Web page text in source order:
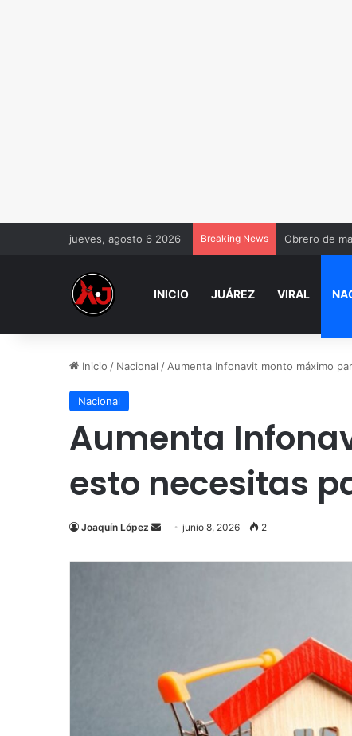
jueves, agosto 6 2026 Breaking News Obrero de
INICIO JUÁREZ VIRAL
Inicio / Nacional / Aumenta Infonavit monto máximo
Nacional
Aumenta
esto necesitas
Joaquín López
Send
email
junio 8, 2026 2